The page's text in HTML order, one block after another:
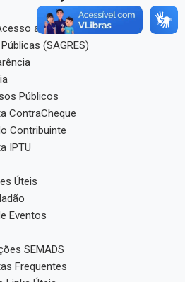
a Informação
(SAGRES)
Públicos
ContraCheque
Contribuinte
IPTU
Úteis
Eventos
SEMADS
Frequentes